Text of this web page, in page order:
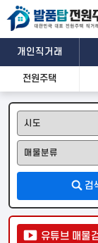
개인직거래
전원주택
검
유튜브 매물
기본정보
상세설명